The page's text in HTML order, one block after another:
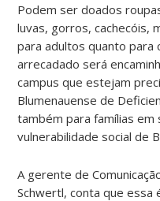
Podem ser doados
luvas, gorros, cachecóis,
para adultos quanto para
arrecadado será
campus que estejam
Blumenauense de
também para famílias em
vulnerabilidade social de
A gerente de
Schwertl, conta que essa